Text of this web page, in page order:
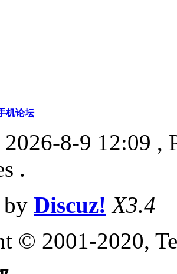
机论坛
8-9 12:09 ,
.
by Discuz! X3.4
© 2001-2020,